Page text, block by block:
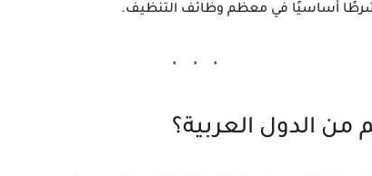
أساسيًا في معظم وظائف التنظيف.
من الدول العربية؟